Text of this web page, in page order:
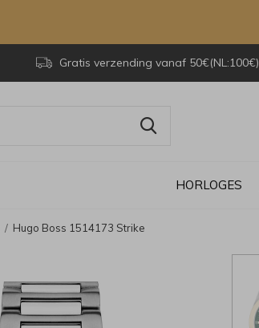
HORLOGES
Gratis verzending vanaf 50€(NL:100€)
Hugo Boss 1514173 Strike